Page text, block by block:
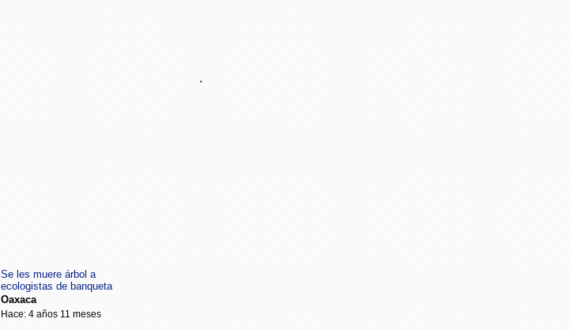
Se les muere árbol a
ecologistas de banqueta
Oaxaca
Hace: 4 años 11 meses
.